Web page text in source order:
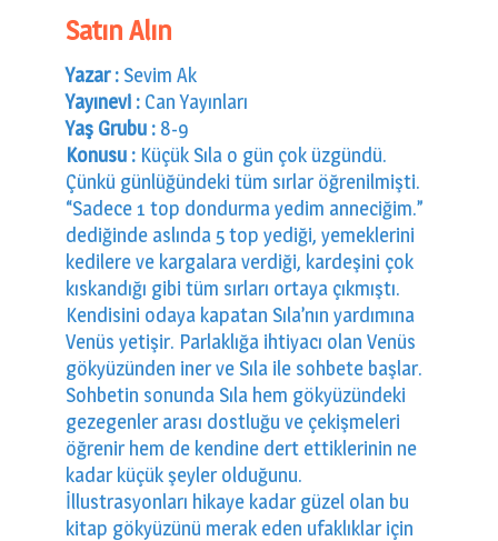
Satın Alın
Yazar : Sevim Ak
Yayınevi : Can Yayınları
Yaş Grubu : 8-9
Konusu : Küçük Sıla o gün çok üzgündü.
Çünkü günlüğündeki tüm sırlar öğrenilmişti.
“Sadece 1 top dondurma yedim anneciğim.”
dediğinde aslında 5 top yediği, yemeklerini
kedilere ve kargalara verdiği, kardeşini çok
kıskandığı gibi tüm sırları ortaya çıkmıştı.
Kendisini odaya kapatan Sıla’nın yardımına
Venüs yetişir. Parlaklığa ihtiyacı olan Venüs
gökyüzünden iner ve Sıla ile sohbete başlar.
Sohbetin sonunda Sıla hem gökyüzündeki
gezegenler arası dostluğu ve çekişmeleri
öğrenir hem de kendine dert ettiklerinin ne
kadar küçük şeyler olduğunu.
İllustrasyonları hikaye kadar güzel olan bu
kitap gökyüzünü merak eden ufaklıklar için